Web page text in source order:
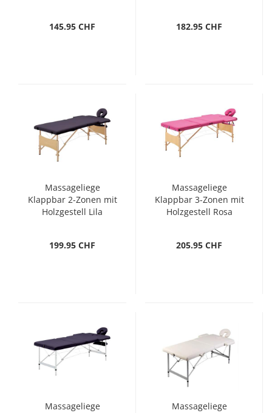
145.95 CHF
182.95 CHF
Massageliege
Klappbar 2-Zonen mit
Holzgestell Lila
199.95 CHF
Massageliege
Klappbar 3-Zonen mit
Holzgestell Rosa
205.95 CHF
Massageliege
Massageliege